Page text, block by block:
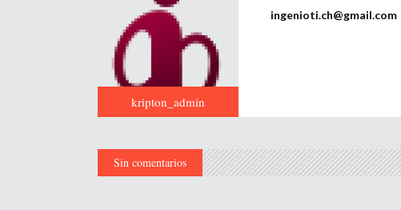
kripton_admin
ingenioti.ch@gmail.com
Sin comentarios